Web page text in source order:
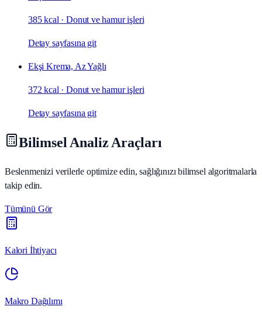
385 kcal ·Donut ve hamur işleri
Detay sayfasına git
Ekşi Krema, Az Yağlı
372 kcal ·Donut ve hamur işleri
Detay sayfasına git
Bilimsel Analiz Araçları
Beslenmenizi verilerle optimize edin, sağlığınızı bilimsel algoritmalarla
takip edin.
Tümünü Gör
Kalori İhtiyacı
Makro Dağılımı